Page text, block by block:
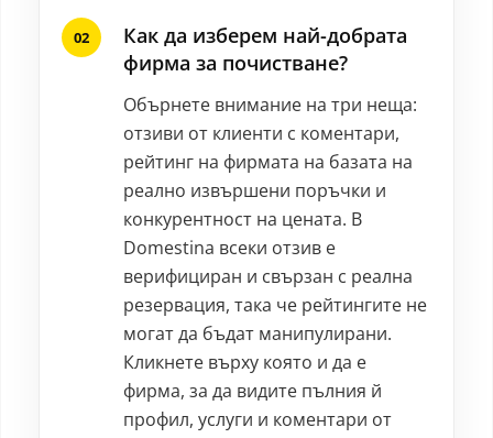
Как да изберем най-добрата
фирма за почистване?
Обърнете внимание на три неща:
отзиви от клиенти с коментари,
рейтинг на фирмата на базата на
реално извършени поръчки и
конкурентност на цената. В
Domestina всеки отзив е
верифициран и свързан с реална
резервация, така че рейтингите не
могат да бъдат манипулирани.
Кликнете върху която и да е
фирма, за да видите пълния й
профил, услуги и коментари от